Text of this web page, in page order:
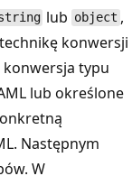
lub object ,
konwersji
typu
lub określone
Następnym
W